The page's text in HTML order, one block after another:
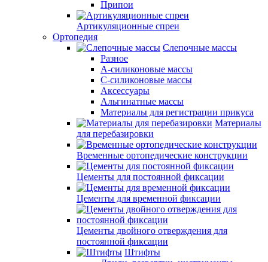
Припои
Артикуляционные спреи
Ортопедия
Слепочные массы
Разное
А-силиконовые массы
С-силиконовые массы
Аксессуары
Альгинатные массы
Материалы для регистрации прикуса
Материалы
для перебазировки
Временные ортопедические конструкции
Цементы для постоянной фиксации
Цементы для временной фиксации
Цементы двойного отверждения для
постоянной фиксации
Штифты